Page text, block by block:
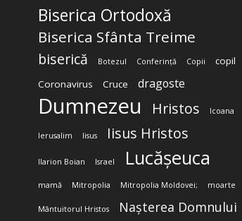
Biserica Ortodoxă
Biserica Sfânta Treime
biserică Botezul Conferință Copii
copil
Coronavirus
Cruce dragoste
Dumnezeu Hristos Icoana
Ierusalim Iisus Iisus Hristos
Ilarion Boian Israel Lucășeuca
mamă Mitropolia Mitropolia Moldovei; moarte
Mântuitorul Hristos Nașterea Domnului